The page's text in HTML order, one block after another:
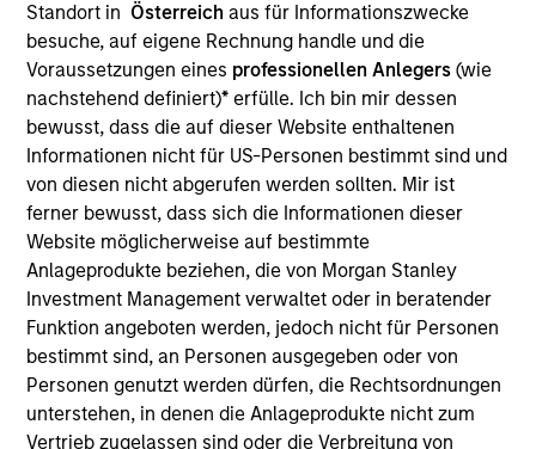
Standort in Österreich aus für Informationszwecke
besuche, auf eigene Rechnung handle und die
Voraussetzungen eines professionellen Anlegers(wie
nachstehend definiert)* erfülle. Ich bin mir dessen
bewusst, dass die auf dieser Website enthaltenen
Informationen nicht für US-Personen bestimmt sind und
von diesen nicht abgerufen werden sollten. Mir ist
ferner bewusst, dass sich die Informationen dieser
Website möglicherweise auf bestimmte
Anlageprodukte beziehen, die von Morgan Stanley
Investment Management verwaltet oder in beratender
Funktion angeboten werden, jedoch nicht für Personen
bestimmt sind, an Personen ausgegeben oder von
Personen genutzt werden dürfen, die Rechtsordnungen
unterstehen, in denen die Anlageprodukte nicht zum
Vertrieb zugelassen sind oder die Verbreitung von
Shuai Zhang leads the Portfolio Specialist team for
Broad Markets Fixed Income and is an Institutional
Portfolio Manager. He joined Morgan Stanley in
2021. Before joining Morgan Stanley, Shuai was an
investment director at Schroders, focused on global
credit. Prior to this, he worked at Bank of America
Merrill Lynch on the Credit Portfolio Management
team, covering utilities and midstream energy.
Shuai holds a B.A. (Hons) in economics from the
University of Cambridge, and also holds the
Chartered Financial Analyst designation.